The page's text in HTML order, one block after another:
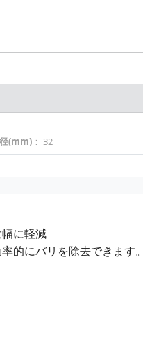
(mm)： 32
に軽減
的にバリを除去できます。